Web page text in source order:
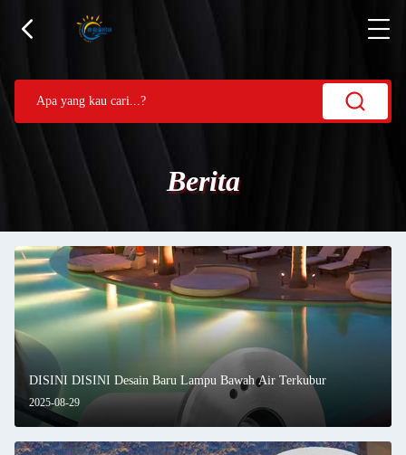
Berita
2025-08-29
DISINI DISINI Desain Baru Lampu Bawah Air Terkubur